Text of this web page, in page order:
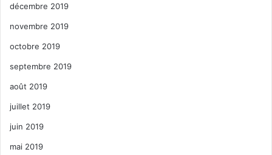
décembre 2019
novembre 2019
octobre 2019
septembre 2019
août 2019
juillet 2019
juin 2019
mai 2019